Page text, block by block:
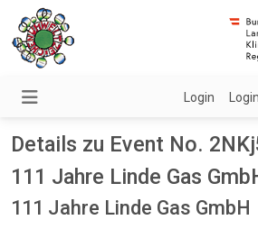
Login
Details zu Event No.
111 Jahre Linde Gas
111 Jahre Linde Gas GmbH